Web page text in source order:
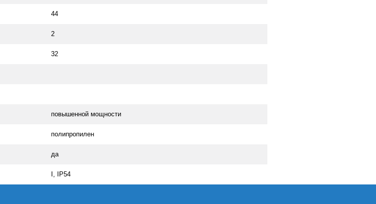
44
2
32
повышенной мощности
полипропилен
да
I, IP54